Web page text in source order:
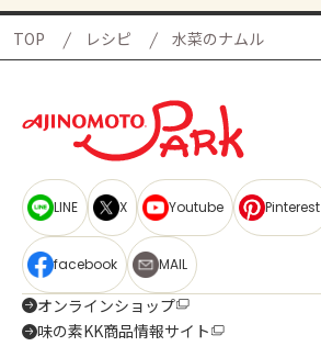
TOP レシピ 水菜のナムル
LINE X Youtube Pinterest
facebook MAIL
オンラインショップ
味の素KK商品情報サイト